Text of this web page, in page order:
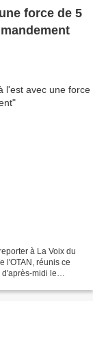
force de 5
à La Voix du
l'OTAN, réunis ce
midi le